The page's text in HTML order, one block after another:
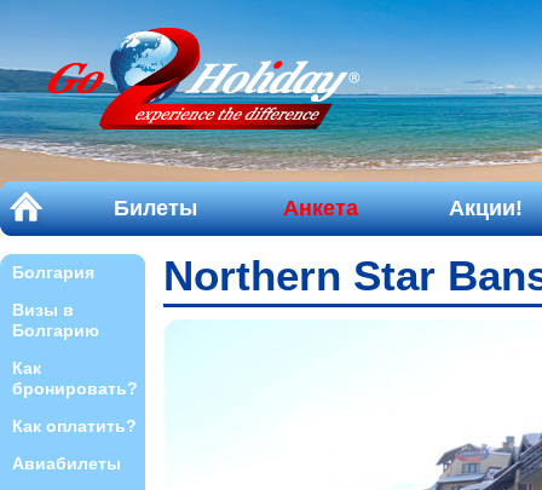
Билеты Анкета Акции!
Болгария
Визы в
Болгарию
Как
бронировать?
Как оплатить?
Авиабилеты
Northern Star